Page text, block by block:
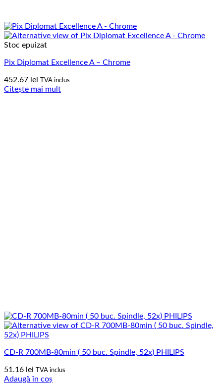
Stoc epuizat
Pix Diplomat Excellence A – Chrome
452.67 lei TVA inclus
Citește mai mult
CD-R 700MB-80min ( 50 buc. Spindle, 52x) PHILIPS
51.16 lei TVA inclus
Adaugă în coș